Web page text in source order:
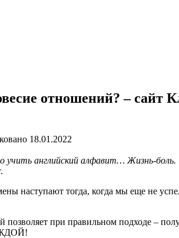
отношений? –
18.01.2022
английский алфавит… Жизнь-боль.
наступают тогда, когда мы еще не
при правильном подходе –